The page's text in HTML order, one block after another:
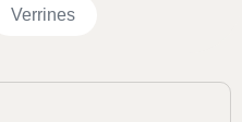
Verrines